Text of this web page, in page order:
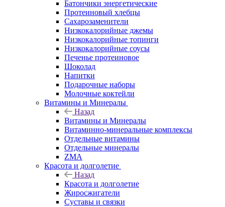
Батончики энергетические
Протеиновый хлебцы
Сахарозаменители
Низкокалорийные джемы
Низкокалорийные топинги
Низкокалорийные соусы
Печенье протеиновое
Шоколад
Напитки
Подарочные наборы
Молочные коктейли
Витамины и Минералы
Назад
Витамины и Минералы
Витаминно-минеральные комплексы
Отдельные витамины
Отдельные минералы
ZMA
Красота и долголетие
Назад
Красота и долголетие
Жиросжигатели
Суставы и связки